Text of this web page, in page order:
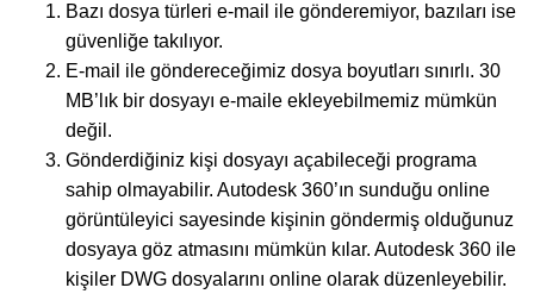
Bazı dosya türleri e-mail ile gönderemiyor, bazıları ise
güvenliğe takılıyor.
E-mail ile göndereceğimiz dosya boyutları sınırlı. 30
MB’lık bir dosyayı e-maile ekleyebilmemiz mümkün
değil.
Gönderdiğiniz kişi dosyayı açabileceği programa
sahip olmayabilir. Autodesk 360’ın sunduğu online
görüntüleyici sayesinde kişinin göndermiş olduğunuz
dosyaya göz atmasını mümkün kılar. Autodesk 360 ile
kişiler DWG dosyalarını online olarak düzenleyebilir.